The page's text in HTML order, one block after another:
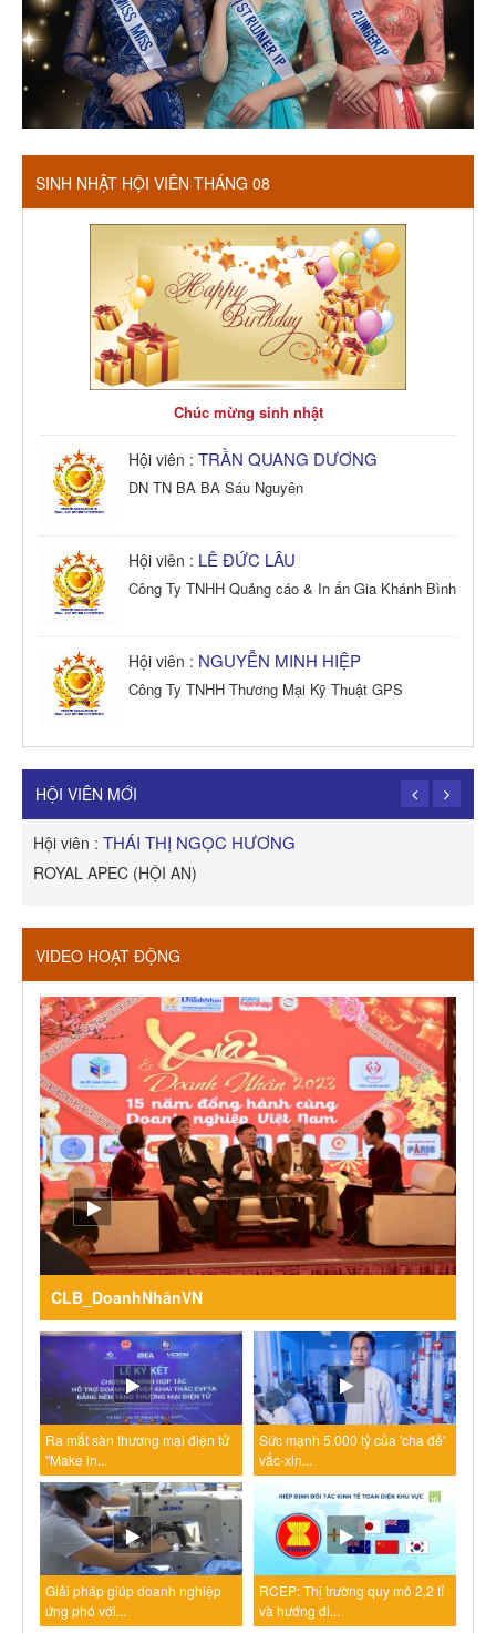
SINH NHẬT HỘI VIÊN THÁNG 08
Chúc mừng sinh nhật
Hội viên : TRẦN QUANG DƯƠNG
DN TN BA BA Sáu Nguyên
Hội viên : LÊ ĐỨC LÂU
Công Ty TNHH Quảng cáo & In ấn Gia Khánh Bình
Hội viên : NGUYỄN MINH HIỆP
Công Ty TNHH Thương Mại Kỹ Thuật GPS
Công Ty TNHH Dịch vụ Cuộc Sống Hạnh Phúc
HỘI VIÊN MỚI
Hội viên : THÁI THỊ NGỌC HƯƠNG
ROYAL APEC (HỘI AN)
VIDEO HOẠT ĐỘNG
CLB_DoanhNhânVN
Ra mắt sàn thương mại điện tử
"Make in...
Sức mạnh 5.000 tỷ của 'cha đẻ'
vắc-xin...
Giải pháp giúp doanh nghiệp
ứng phó với...
RCEP: Thị trường quy mô 2,2 tỉ
và hướng đi...